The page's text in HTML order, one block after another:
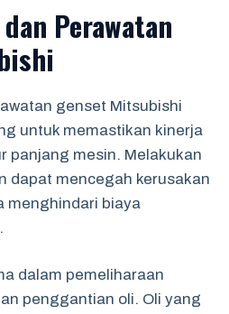
Perawatan
genset Mitsubishi
untuk memastikan kinerja
panjang mesin. Melakukan
dapat mencegah kerusakan
menghindari biaya
dalam pemeliharaan
penggantian oli. Oli yang